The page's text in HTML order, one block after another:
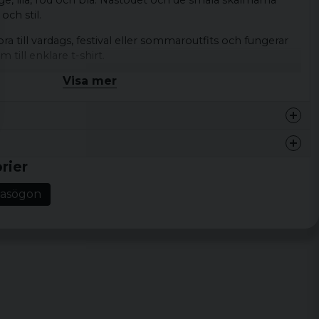
stil.
till vardags, festival eller sommaroutfits och fungerar
till enklare t-shirt.
Guld & Orange, Guld & Lila, Guld & Röd, Guld & Blå
Visa mer